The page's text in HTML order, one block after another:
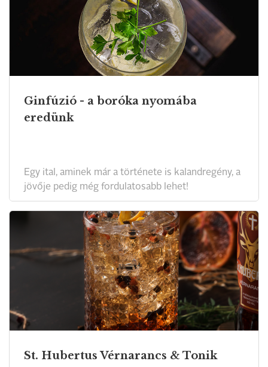
Ginfúzió - a boróka nyomába
eredünk
Egy ital, aminek már a története is kalandregény, a
jövője pedig még fordulatosabb lehet!
St. Hubertus Vérnarancs & Tonik